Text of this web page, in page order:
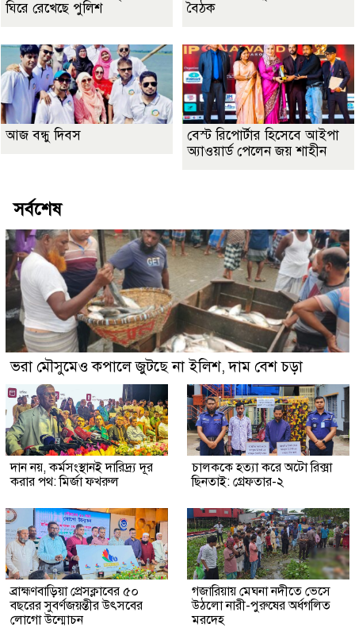
ঘিরে রেখেছে পুলিশ
বৈঠক
আজ বন্ধু দিবস
বেস্ট রিপোর্টার হিসেবে আইপা
অ্যাওয়ার্ড পেলেন জয় শাহীন
সর্বশেষ
ভরা মৌসুমেও কপালে জুটছে না ইলিশ, দাম বেশ চড়া
দান নয়, কর্মসংস্থানই দারিদ্র্য দূর
করার পথ: মির্জা ফখরুল
চালককে হত্যা করে অটো রিক্সা
ছিনতাই: গ্রেফতার-২
ব্রাহ্মণবাড়িয়া প্রেসক্লাবের ৫০
বছরের সুবর্ণজয়ন্তীর উৎসবের
লোগো উন্মোচন
গজারিয়ায় মেঘনা নদীতে ভেসে
উঠলো নারী-পুরুষের অর্ধগলিত
মরদেহ